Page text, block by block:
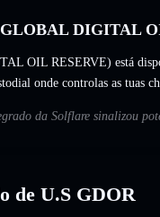
DIGITAL
OIL RESERVE) está
onde controlas as tuas
da Solflare sinalizou
de U.S GDOR